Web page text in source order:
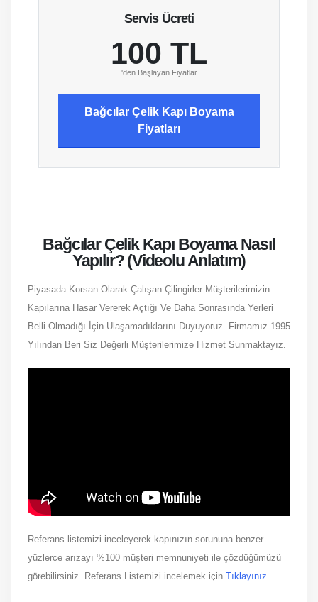
Servis Ücreti
100 TL
'den Başlayan Fiyatlar
Bağcılar Çelik Kapı Boyama
Fiyatları
Bağcılar Çelik Kapı Boyama Nasıl
Yapılır? (Videolu Anlatım)
Piyasada Korsan Olarak Çalışan Çilingirler Müşterilerimizin
Kapılarına Hasar Vererek Açtığı Ve Daha Sonrasında Yerleri
Belli Olmadığı İçin Ulaşamadıklarını Duyuyoruz. Firmamız 1995
Yılından Beri Siz Değerli Müşterilerimize Hizmet Sunmaktayız.
Referans listemizi inceleyerek kapınızın sorununa benzer
yüzlerce arızayı %100 müşteri memnuniyeti ile çözdüğümüzü
görebilirsiniz. Referans Listemizi incelemek için Tıklayınız.